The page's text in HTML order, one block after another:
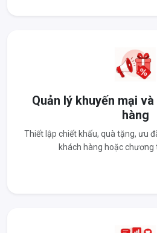
Quản lý khuyến mại
hàng
Thiết lập chiết khấu, quà tặng, ưu
khách hàng hoặc chương